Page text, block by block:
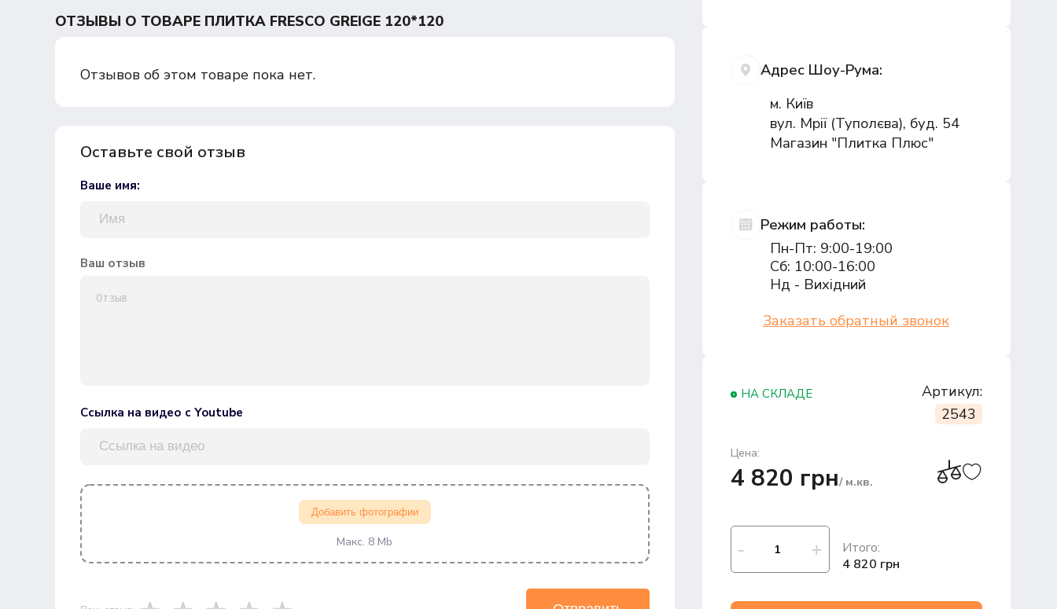
ОТЗЫВЫ О ТОВАРЕ ПЛИТКА FRESCO GREIGE 120*120
Отзывов об этом товаре пока нет.
Оставьте свой отзыв
Ваше имя:
Ваш отзыв
Ссылка на видео с Youtube
Добавить фотографии
Макс. 8 Mb
Адрес Шоу-Рума:
м. Київ
вул. Мрії (Туполєва), буд. 54
Магазин "Плитка Плюс"
Режим работы:
Пн-Пт: 9:00-19:00
Сб: 10:00-16:00
Нд - Вихідний
Заказать обратный звонок
НА СКЛАДЕ
Артикул:
2543
Цена:
4 820 грн/ м.кв.
Итого:
4 820 грн